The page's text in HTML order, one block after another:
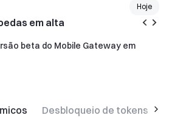
Hoje
em alta
beta do Mobile Gateway em
Desbloqueio de tokens